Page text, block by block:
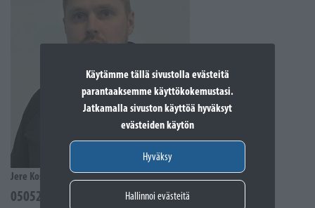
Käytämme tällä sivustolla evästeitä
parantaaksemme käyttökokemustasi.
Jatkamalla sivuston käyttöä hyväksyt
evästeiden käytön
Hyväksy
Hallinnoi evästeitä
Jere Kostiander
0505285939